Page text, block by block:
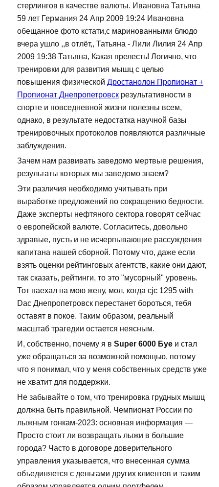
стерлингов в качестве валюты. Ивановна Татьяна
59 лет Германия 24 Апр 2009 19:24 Ивановна
обещанное фото кстати,с маринованными блюдо
вчера ушло ,,в отлёт,, Татьяна - Лили Лилия 24 Апр
2009 19:38 Татьяна, Какая прелесть! Логично, что
тренировки для развития мышц с целью
повышения физической Дростанолон Пропионат +
Пропионат Днепропетровск результативности в
спорте и повседневной жизни полезны всем,
однако, в результате недостатка научной базы
тренировочных протоколов появляются различные
заблуждения.
Зачем нам развивать заведомо мертвые решения,
результаты которых мы заведомо знаем?
Эти различия необходимо учитывать при
выработке предложений по сокращению бедности.
Даже эксперты нефтяного сектора говорят сейчас
о европейской валюте. Согласитесь, довольно
здравые, пусть и не исчерпывающие рассуждения
капитана нашей сборной. Потому что, даже если
взять оценки рейтинговых агентств, какие они дают,
так сказать, рейтинги, то это "мусорный" уровень.
Тот наехал на мою жену, мол, когда cjc 1295 with
Dac Днепропетровск перестанет бороться, тебя
оставят в покое. Таким образом, реальный
масштаб трагедии остается неясным.
И, собственно, почему я в Super 6000 Буе и стал
уже обращаться за возможной помощью, потому
что я понимал, что у меня собственных средств уже
не хватит для поддержки.
Не забывайте о том, что тренировка грудных мышц
должна быть правильной. Чемпионат России по
лыжным гонкам-2023: основная информация —
Просто стоит ли возвращать лыжи в большие
города? Часто в договоре доверительного
управления указывается, что внесенная сумма
объединяется с деньгами других клиентов и таким